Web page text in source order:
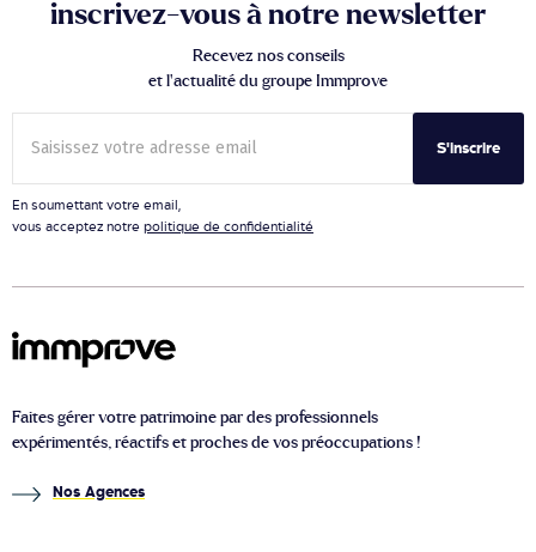
inscrivez-vous à notre newsletter
Recevez nos conseils
et l’actualité du groupe Immprove
S'inscrire
En soumettant votre email,
vous acceptez notre politique de confidentialité
Faites gérer votre patrimoine par des professionnels
expérimentés, réactifs et proches de vos préoccupations !
Nos Agences